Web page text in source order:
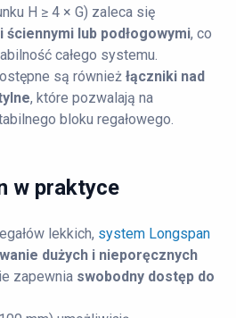
H ≥ 4 × G) zaleca się
lub podłogowymi, co
całego systemu.
są również łączniki nad
, które pozwalają na
bloku regałowego.
w praktyce
lekkich, system Longspan
dużych i nieporęcznych
zapewnia swobodny dostęp do